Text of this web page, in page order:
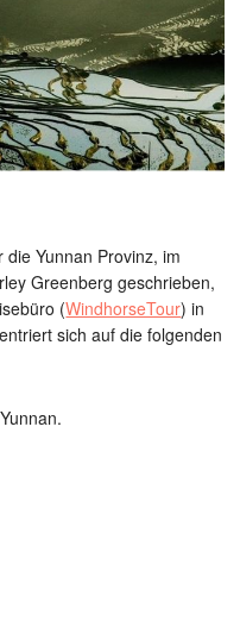
Yunnan Provinz, im
Greenberg geschrieben,
(WindhorseTour) in
sich auf die folgenden